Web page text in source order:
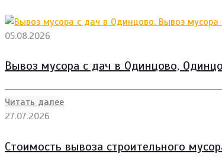
05.08.2026
Вывоз мусора с дач в Одинцово,
Читать далее
27.07.2026
Стоимость вывоза строительного